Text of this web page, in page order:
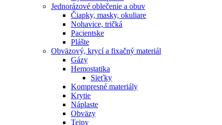
Jednorázové oblečenie a obuv
Čiapky, masky, okuliare
Nohavice, tričká
Pacientske
Plášte
Obväzový, krycí a fixačný materiál
Gázy
Hemostatika
Sieťky
Kompresné materiály
Krytie
Náplaste
Obväzy
Tejpy